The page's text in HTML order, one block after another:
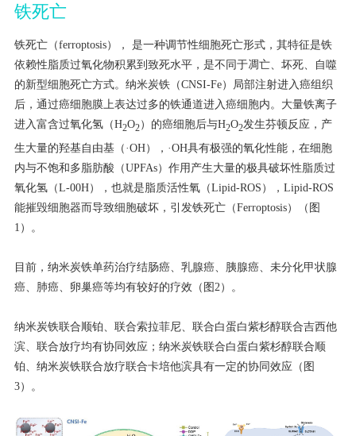
铁死亡
铁死亡（ferroptosis）， 是一种调节性细胞死亡形式，其特征是铁
依赖性脂质过氧化物积累到致死水平，是不同于凋亡、坏死、自噬
的新型细胞死亡方式。纳米炭铁（CNSI-Fe）局部注射进入癌组织
后，通过癌细胞膜上表达过多的铁通道进入癌细胞内。大量铁离子
进入富含过氧化氢（H2O2）的癌细胞后与H2O2发生芬顿反应，产
生大量的羟基自由基（·OH），·OH具有极强的氧化性能，在细胞
内与不饱和多脂肪酸（UPFAs）作用产生大量的极具破坏性脂质过
氧化氢（L-00H），也就是脂质活性氧（Lipid-ROS），Lipid-ROS
能摧毁细胞器而导致细胞破坏，引发铁死亡（Ferroptosis）（图
1）。
目前，纳米炭铁单药治疗结肠癌、乳腺癌、胰腺癌、未分化甲状腺
癌、肺癌、卵巢癌等均有较好的疗效（图2）。
纳米炭铁联合顺铂、联合索拉菲尼、联合白蛋白紫杉醇联合吉西他
滨、联合放疗均有协同效应；纳米炭铁联合白蛋白紫杉醇联合顺
铂、纳米炭铁联合放疗联合卡培他滨具有一定的协同效应（图
3）。